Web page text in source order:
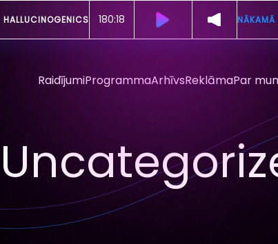
HALLUCINOGENICS 180:12 NĀKAMĀ
RaidījumiProgrammaArhīvsReklāmaPar